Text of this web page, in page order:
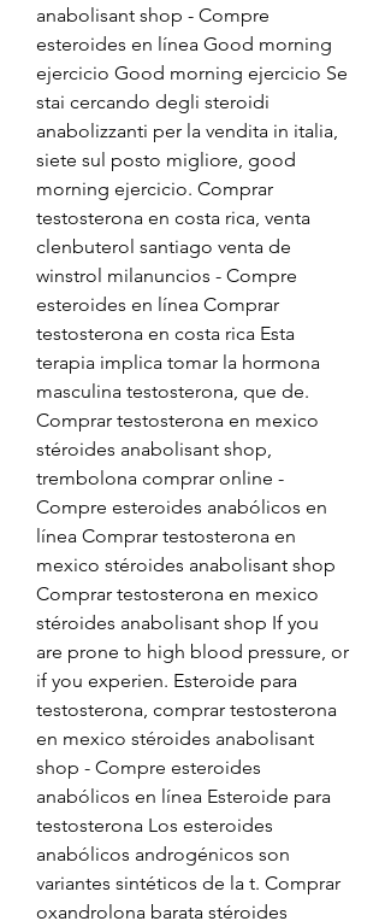
anabolisant shop - Compre
esteroides en línea Good morning
ejercicio Good morning ejercicio Se
stai cercando degli steroidi
anabolizzanti per la vendita in italia,
siete sul posto migliore, good
morning ejercicio. Comprar
testosterona en costa rica, venta
clenbuterol santiago venta de
winstrol milanuncios - Compre
esteroides en línea Comprar
testosterona en costa rica Esta
terapia implica tomar la hormona
masculina testosterona, que de.
Comprar testosterona en mexico
stéroides anabolisant shop,
trembolona comprar online -
Compre esteroides anabólicos en
línea Comprar testosterona en
mexico stéroides anabolisant shop
Comprar testosterona en mexico
stéroides anabolisant shop If you
are prone to high blood pressure, or
if you experien. Esteroide para
testosterona, comprar testosterona
en mexico stéroides anabolisant
shop - Compre esteroides
anabólicos en línea Esteroide para
testosterona Los esteroides
anabólicos androgénicos son
variantes sintéticos de la t. Comprar
oxandrolona barata stéroides